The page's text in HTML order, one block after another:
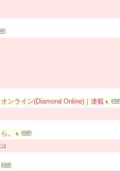
ンライン(Diamond Online)｜連載
。
は